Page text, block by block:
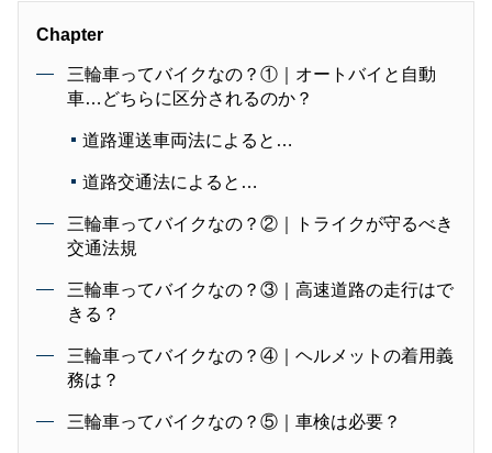
Chapter
三輪車ってバイクなの？①｜オートバイと自動
車…どちらに区分されるのか？
道路運送車両法によると…
道路交通法によると…
三輪車ってバイクなの？②｜トライクが守るべき
交通法規
三輪車ってバイクなの？③｜高速道路の走行はで
きる？
三輪車ってバイクなの？④｜ヘルメットの着用義
務は？
三輪車ってバイクなの？⑤｜車検は必要？